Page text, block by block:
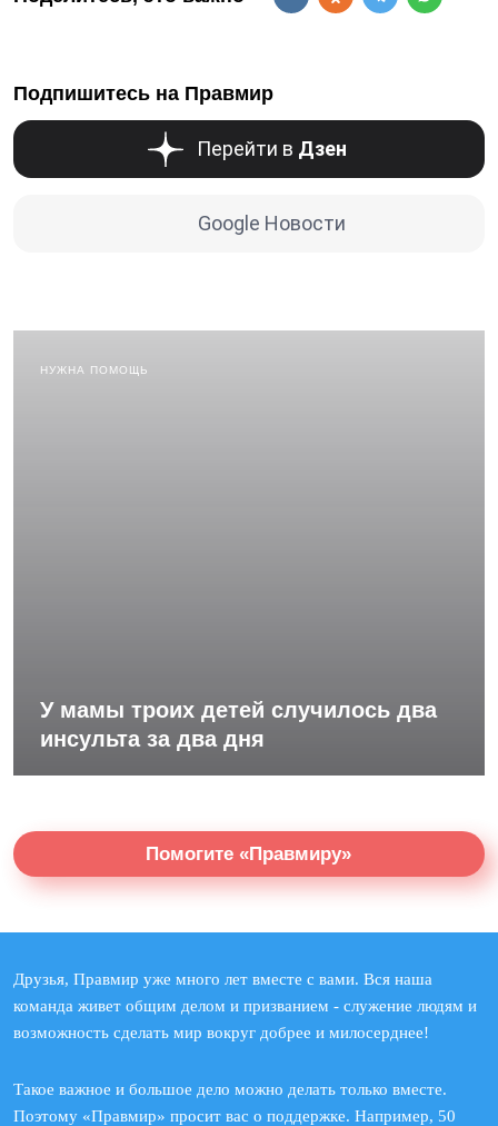
Подпишитесь на Правмир
Перейти в Дзен
Google Новости
НУЖНА ПОМОЩЬ
У мамы троих детей случилось два
инсульта за два дня
Помогите «Правмиру»
Друзья, Правмир уже много лет вместе с вами. Вся наша
команда живет общим делом и призванием - служение людям и
возможность сделать мир вокруг добрее и милосерднее!
Такое важное и большое дело можно делать только вместе.
Поэтому «Правмир» просит вас о поддержке. Например, 50